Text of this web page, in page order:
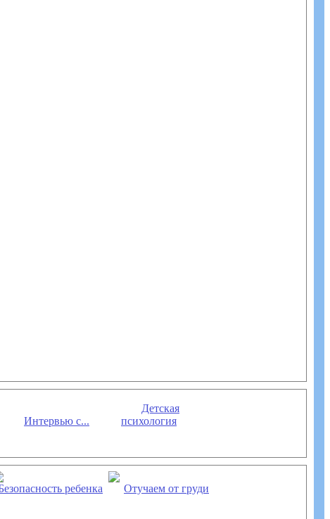
Интервью с...
Детская
психология
ребенка Отучаем от груди